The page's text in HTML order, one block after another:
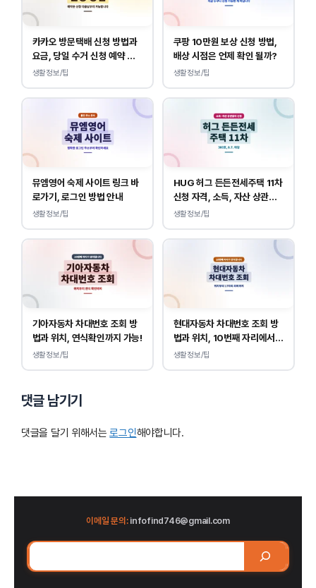
카카오 방문택배 신청 방법과
요금, 당일 수거 신청 예약 안
내
생활정보/팁
쿠팡 10만원 보상 신청 방법,
배상 시점은 언제 확인 될까?
생활정보/팁
뮤엠영어 숙제 사이트 링크 바
로가기, 로그인 방법 안내
생활정보/팁
HUG 허그 든든전세주택 11차
신청 자격, 소득, 자산 상관없
이 가능합니다.
생활정보/팁
기아자동차 차대번호 조회 방
법과 위치, 연식확인까지 가능!
생활정보/팁
현대자동차 차대번호 조회 방
법과 위치, 10번째 자리에서
연식 확인!
생활정보/팁
댓글 남기기
댓글을 달기 위해서는로그인해야합니다.
이메일 문의:infofind746@gmail.com
검